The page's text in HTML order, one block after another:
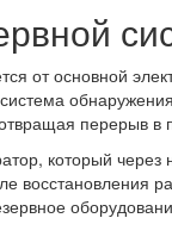
от основной
перерыв в
который
восстановления